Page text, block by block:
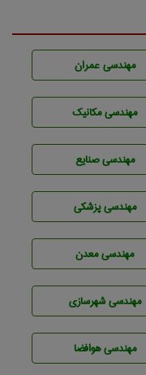
مهندسی عمران
مهندسی مکانیک
مهندسی صنايع
مهندسی پزشکی
مهندسی معدن
مهندسی شهرسازی
مهندسی هوافضا